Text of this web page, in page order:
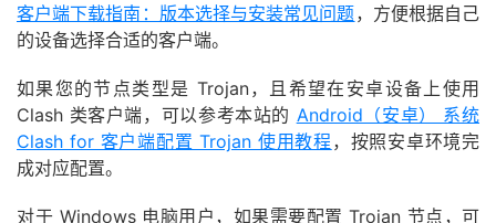
客户端下载指南：版本选择与安装常见问题，方便根据自己
的设备选择合适的客户端。
如果您的节点类型是 Trojan，且希望在安卓设备上使用
Clash 类客户端，可以参考本站的 Android（安卓） 系统
Clash for 客户端配置 Trojan 使用教程 ，按照安卓环境完
成对应配置。
对于 Windows 电脑用户，如果需要配置 Trojan 节点，可